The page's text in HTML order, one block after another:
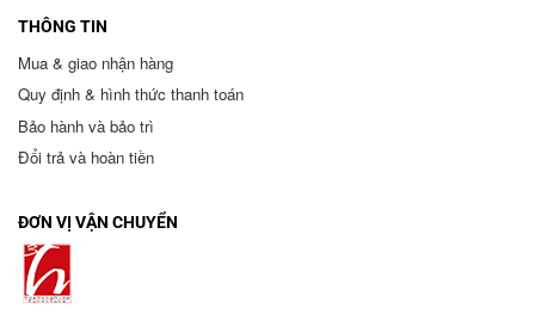
THÔNG TIN
Mua & giao nhận hàng
Quy định & hình thức thanh toán
Bảo hành và bảo trì
Đổi trả và hoàn tiền
ĐƠN VỊ VẬN CHUYỂN